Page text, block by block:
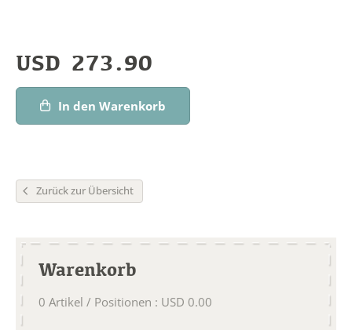
USD 273.90
In den Warenkorb
Zurück zur Übersicht
Warenkorb
0 Artikel / Positionen : USD 0.00